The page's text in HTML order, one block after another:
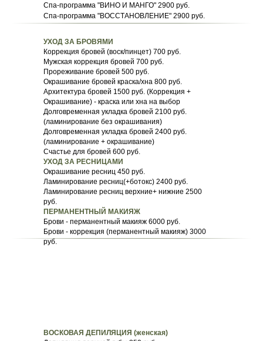
Спа-программа "ВИНО И МАНГО" 2900 руб.
Спа-программа "ВОССТАНОВЛЕНИЕ" 2900 руб.
УХОД ЗА БРОВЯМИ
Коррекция бровей (воск/пинцет) 700 руб.
Мужская коррекция бровей 700 руб.
Прореживание бровей 500 руб.
Окрашивание бровей краска/хна 800 руб.
Архитектура бровей 1500 руб. (Коррекция +
Окрашивание) - краска или хна на выбор
Долговременная укладка бровей 2100 руб.
(ламинирование без окрашивания)
Долговременная укладка бровей 2400 руб.
(ламинирование + окрашивание)
Счастье для бровей 600 руб.
УХОД ЗА РЕСНИЦАМИ
Окрашивание ресниц 450 руб.
Ламинирование ресниц(+ботокс) 2400 руб.
Ламинирование ресниц верхние+ нижние 2500
руб.
ПЕРМАНЕНТНЫЙ МАКИЯЖ
Брови - перманентный макияж 6000 руб.
Брови - коррекция (перманентный макияж) 3000
руб.
ВОСКОВАЯ ДЕПИЛЯЦИЯ (женская)